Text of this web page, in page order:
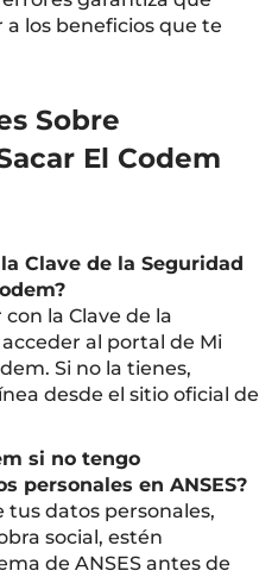
los beneficios que te
Sobre
El Codem
Clave de la Seguridad
la Clave de la
al portal de Mi
Si no la tienes,
desde el sitio oficial de
si no tengo
personales en ANSES?
datos personales,
social, estén
de ANSES antes de